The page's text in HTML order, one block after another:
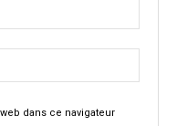
dans ce navigateur